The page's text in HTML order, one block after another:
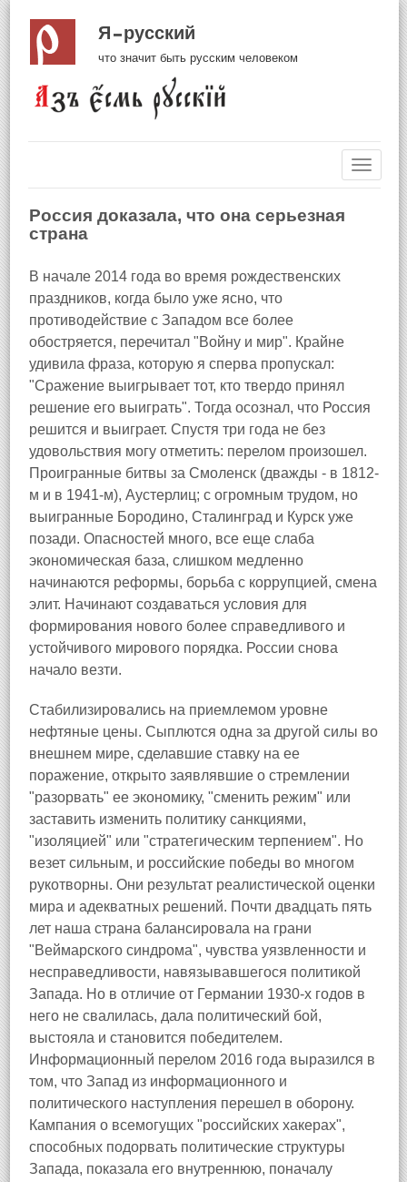
Я русский
что значит быть русским человеком
Россия доказала, что она серьезная
страна
В начале 2014 года во время рождественских
праздников, когда было уже ясно, что
противодействие с Западом все более
обостряется, перечитал "Войну и мир". Крайне
удивила фраза, которую я сперва пропускал:
"Сражение выигрывает тот, кто твердо принял
решение его выиграть". Тогда осознал, что Россия
решится и выиграет. Спустя три года не без
удовольствия могу отметить: перелом произошел.
Проигранные битвы за Смоленск (дважды - в 1812-
м и в 1941-м), Аустерлиц; с огромным трудом, но
выигранные Бородино, Сталинград и Курск уже
позади. Опасностей много, все еще слаба
экономическая база, слишком медленно
начинаются реформы, борьба с коррупцией, смена
элит. Начинают создаваться условия для
формирования нового более справедливого и
устойчивого мирового порядка. России снова
начало везти.
Стабилизировались на приемлемом уровне
нефтяные цены. Сыплются одна за другой силы во
внешнем мире, сделавшие ставку на ее
поражение, открыто заявлявшие о стремлении
"разорвать" ее экономику, "сменить режим" или
заставить изменить политику санкциями,
"изоляцией" или "стратегическим терпением". Но
везет сильным, и российские победы во многом
рукотворны. Они результат реалистической оценки
мира и адекватных решений. Почти двадцать пять
лет наша страна балансировала на грани
"Веймарского синдрома", чувства уязвленности и
несправедливости, навязывавшегося политикой
Запада. Но в отличие от Германии 1930-х годов в
него не свалилась, дала политический бой,
выстояла и становится победителем.
Информационный перелом 2016 года выразился в
том, что Запад из информационного и
политического наступления перешел в оборону.
Кампания о всемогущих "российских хакерах",
способных подорвать политические структуры
Запада, показала его внутреннюю, поначалу